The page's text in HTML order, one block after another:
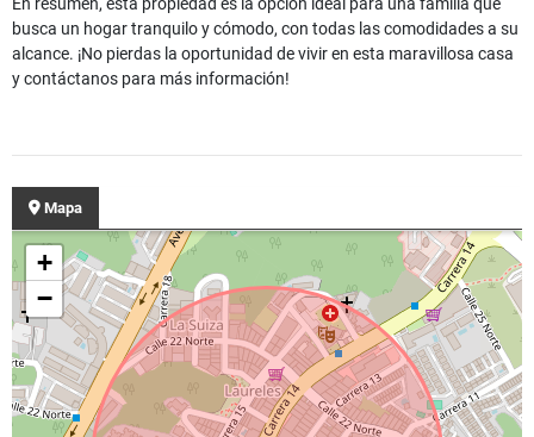
En resumen, esta propiedad es la opción ideal para una familia que
busca un hogar tranquilo y cómodo, con todas las comodidades a su
alcance. ¡No pierdas la oportunidad de vivir en esta maravillosa casa
y contáctanos para más información!
Mapa
+
−